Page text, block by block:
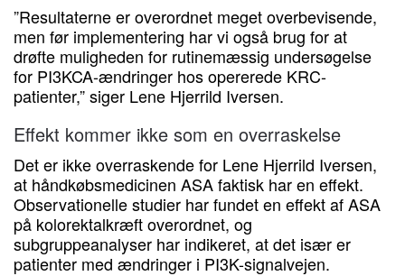
”Resultaterne er overordnet meget overbevisende,
men før implementering har vi også brug for at
drøfte muligheden for rutinemæssig undersøgelse
for PI3KCA-ændringer hos opererede KRC-
patienter,” siger Lene Hjerrild Iversen.
Effekt kommer ikke som en overraskelse
Det er ikke overraskende for Lene Hjerrild Iversen,
at håndkøbsmedicinen ASA faktisk har en effekt.
Observationelle studier har fundet en effekt af ASA
på kolorektalkræft overordnet, og
subgruppeanalyser har indikeret, at det især er
patienter med ændringer i PI3K-signalvejen.